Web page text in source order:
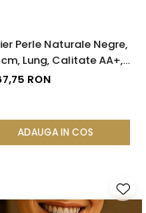
Perle Naturale Negre,
cm, Lung, Calitate AA+,
925 | KASKADDA®
RON
ADAUGA IN COS